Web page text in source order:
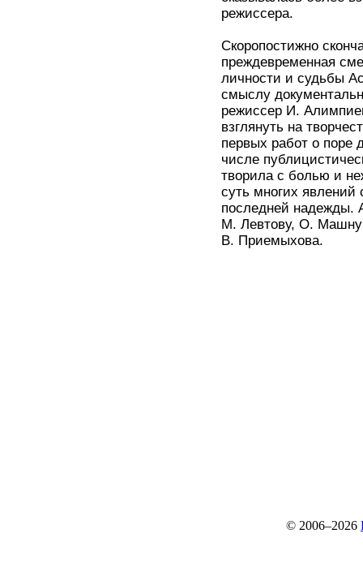
режиссера.
Скоропостижно
преждевременная
личности и судьбы
смыслу
режиссер И.
взглянуть на
первых работ о поре
числе
творила с болью и
суть многих явлений
последней надежды.
М. Левтову, О.
В. Приемыхова.
© 2006–2026